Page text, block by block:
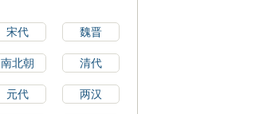
宋代 魏晋
南北朝 清代
元代 两汉